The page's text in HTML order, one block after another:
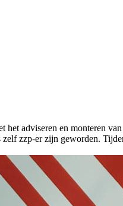
adviseren en monteren
zzp-er zijn geworden.